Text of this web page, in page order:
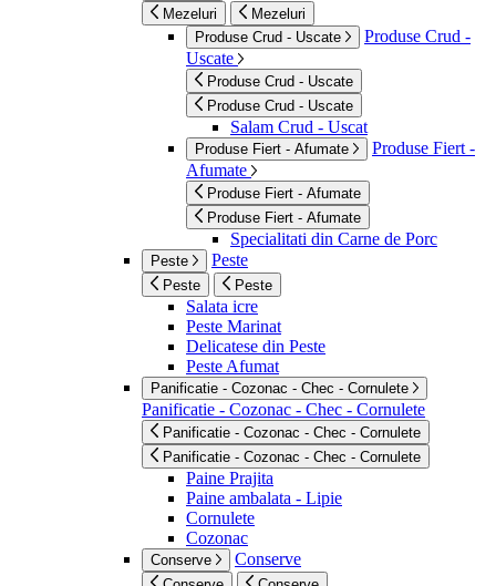
Mezeluri
Mezeluri
Produse Crud - Uscate
Produse Crud -
Uscate
Produse Crud - Uscate
Produse Crud - Uscate
Salam Crud - Uscat
Produse Fiert - Afumate
Produse Fiert -
Afumate
Produse Fiert - Afumate
Produse Fiert - Afumate
Specialitati din Carne de Porc
Peste Peste
Peste Peste
Salata icre
Peste Marinat
Delicatese din Peste
Peste Afumat
Panificatie - Cozonac - Chec - Cornulete
Panificatie - Cozonac - Chec - Cornulete
Panificatie - Cozonac - Chec - Cornulete
Panificatie - Cozonac - Chec - Cornulete
Paine Prajita
Paine ambalata - Lipie
Cornulete
Cozonac
Conserve Conserve